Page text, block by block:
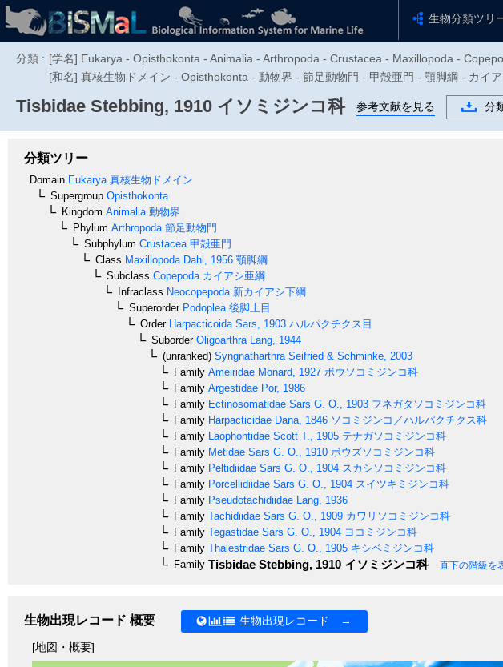
生物分類ツリ
分類 : [学名] Eukarya - Opisthokonta - Animalia - Arthropoda - Crustacea - Maxillopoda -
[和名] 真核生物ドメイン - Opisthokonta - 動物界 - 節足動物門 - 甲殻亜門 - 顎脚綱 - カ
Tisbidae Stebbing, 1910 イソミジンコ科 参考文献を見る 分
分類ツリー
Domain Eukarya 真核生物ドメイン
Supergroup Opisthokonta
Kingdom Animalia 動物界
Phylum Arthropoda 節足動物門
Subphylum Crustacea 甲殻亜門
Class Maxillopoda Dahl, 1956 顎脚綱
Subclass Copepoda カイアシ亜綱
Infraclass Neocopepoda 新カイアシ下綱
SuperorderPodoplea 後脚上目
OrderHarpacticoida Sars, 1903 ハルパクチクス目
SuborderOligoarthra Lang, 1944
(unranked) Syngnatharthra Seifried & Schminke, 2003
Family Ameiridae Monard, 1927 ボウソコミジンコ科
Family Argestidae Por, 1986
Family Ectinosomatidae Sars G. O., 1903 フネガタソコミジンコ科
Family Harpacticidae Dana, 1846 ソコミジンコ／ハルパクチクス科
Family Laophontidae Scott T., 1905 テナガソコミジンコ科
Family Metidae Sars G. O., 1910 ボウズソコミジンコ科
Family Peltidiidae Sars G. O., 1904 スカシソコミジンコ科
Family Porcellidiidae Sars G. O., 1904 スイツキミジンコ科
Family Pseudotachidiidae Lang, 1936
Family Tachidiidae Sars G. O., 1909 カワリソコミジンコ科
Family Tegastidae Sars G. O., 1904 ヨコミジンコ科
Family Thalestridae Sars G. O., 1905 キシベミジンコ科
Family Tisbidae Stebbing, 1910 イソミジンコ科 直下の階級を
生物出現レコード 概要 生物出現レコード →
[地図・概要]